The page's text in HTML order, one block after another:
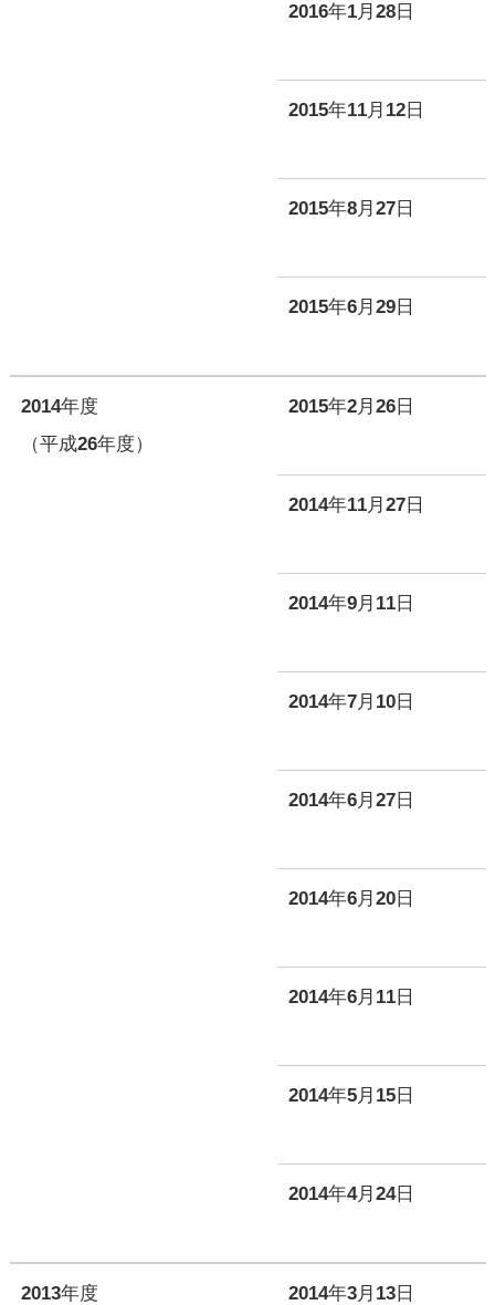
2016年1月28日
2015年11月12日
2015年8月27日
2015年6月29日
2014年度
（平成26年度）
2015年2月26日
2014年11月27日
2014年9月11日
2014年7月10日
2014年6月27日
2014年6月20日
2014年6月11日
2014年5月15日
2014年4月24日
2013年度
2014年3月13日